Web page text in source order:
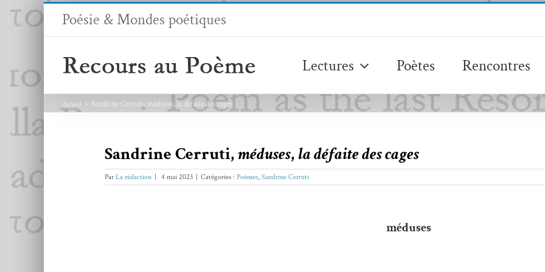
Passer
Poésie & Mondes poétiques
Lectures Poètes Rencontres
Accueil Sandrine Cerruti, méduses, la défaite des cages
Sandrine Cerruti,méduses,la défaite des cages
ParLa rédaction 4 mai 2023 Catégories : Poèmes, Sandrine Cerruti
méduses